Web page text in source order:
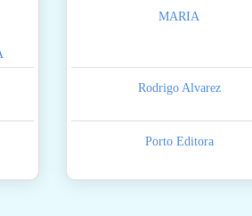
MARIA
Rodrigo Alvarez
Porto Editora